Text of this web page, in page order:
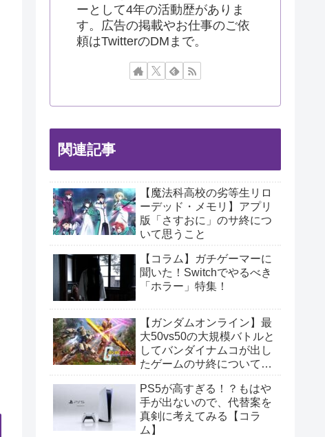
ーとして4年の活動歴がありま
す。広告の掲載やお仕事のご依
頼はTwitterのDMまで。
関連記事
【魔法科高校の劣等生リロ
ーデッド・メモリ】アプリ
版「さすおに」のサ終につ
いて思うこと
【コラム】ガチゲーマーに
聞いた！Switchでやるべき
「ホラー」特集！
【ガンダムオンライン】最
大50vs50の大規模バトルと
してバンダイナムコが出し
たゲームのサ終について思
PS5が高すぎる！？もはや
手が出ないので、代替案を
真剣に考えてみる【コラ
ム】